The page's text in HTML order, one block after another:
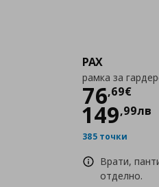
PAX
рамка за
76,69€
Цена
149,99лв
385 точки
Врати,
отделно.